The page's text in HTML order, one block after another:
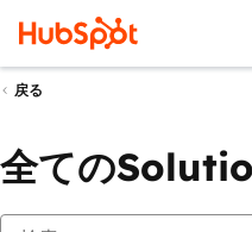
戻る
全ての